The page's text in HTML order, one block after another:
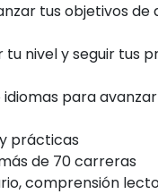
tus objetivos de
nivel y seguir tus
para
prácticas
de 70 carreras
comprensión